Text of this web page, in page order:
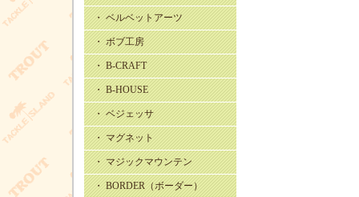
・ ベルベットアーツ
・ ボブ工房
・ B-CRAFT
・ B-HOUSE
・ ベジェッサ
・ マグネット
・ マジックマウンテン
・ BORDER（ボーダー）